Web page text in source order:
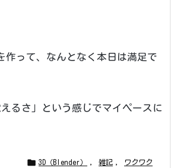
作って、なんとなく本日は満足で
えるさ」という感じでマイペースに
 3D（Blender） 雑記 ワクワク